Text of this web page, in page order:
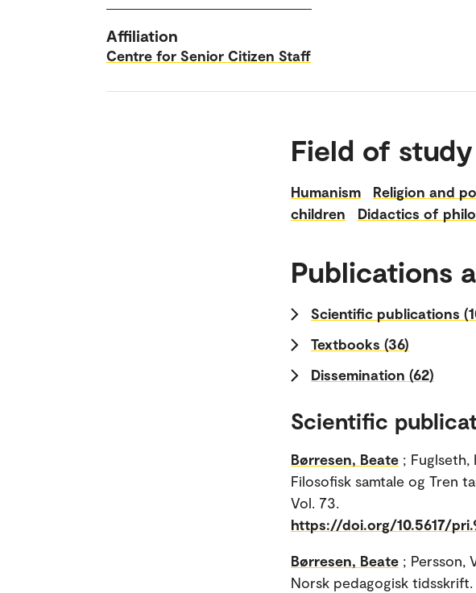
Affiliation
Centre for Senior Citizen Staff
Field of study
Humanism Religion and
children
Didactics of
Publications
Scientific publications
Textbooks (36)
Dissemination (62)
Scientific
Børresen, Beate ; Fuglseth,
Filosofisk samtale og Tren
Vol. 73.
https://doi.org/10.5617/
Børresen, Beate ; Persson,
Norsk pedagogisk tidsskrift.